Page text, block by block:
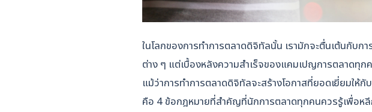
ในโลกของการทำการตลาดดิจิทัลนั้น เรามักจะตื่นเต้นกับ
ต่าง ๆ แต่เบื้องหลังความสำเร็จของแคมเปญการตลาด
แม้ว่าการทำการตลาดดิจิทัลจะสร้างโอกาสที่ยอดเยี่ยม
คือ 4 ข้อกฎหมายที่สำคัญที่นักการตลาดทุกคนควรรู้เพื่อห